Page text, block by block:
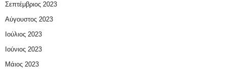
Σεπτέμβριος 2023
Αύγουστος 2023
Ιούλιος 2023
Ιούνιος 2023
Μάιος 2023